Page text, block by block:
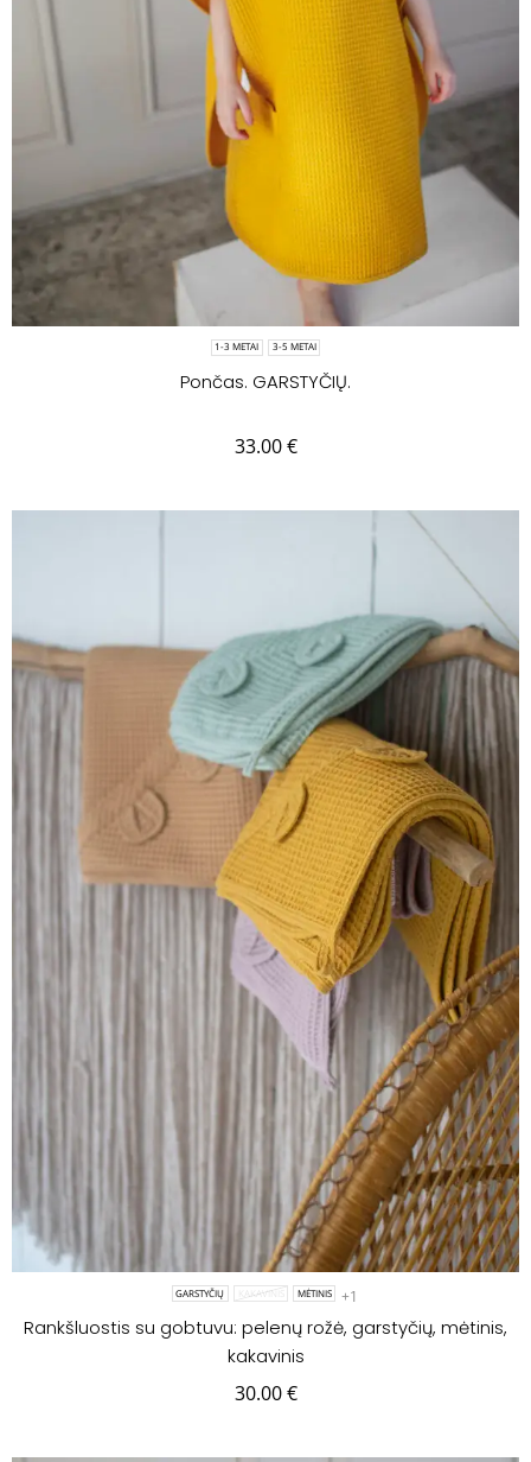
1-3 METAI 3-5 METAI
Pončas. GARSTYČIŲ.
33.00€
GARSTYČIŲ KAKAVINIS MĖTINIS +1
Rankšluostis su gobtuvu: pelenų rožė, garstyčių, mėtinis,
kakavinis
30.00€